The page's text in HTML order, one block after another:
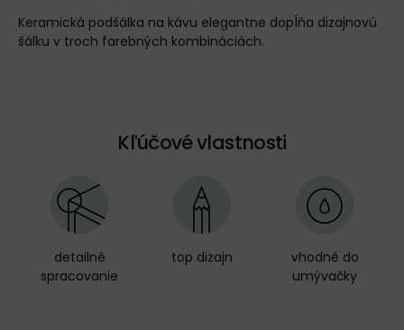
Keramická podšálka na kávu elegantne dopĺňa dizajnovú
šálku v troch farebných kombináciách.
Kľúčové vlastnosti
detailné
spracovanie
top dizajn
vhodné do
umývačky